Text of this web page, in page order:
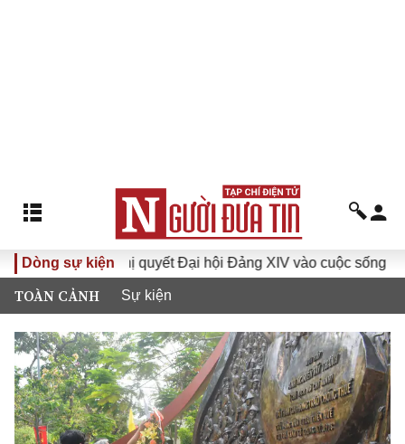
Dòng sự kiện
Đưa Nghị quyết Đại hội Đảng XIV vào cuộc sống
TOÀN CẢNH Sự kiện